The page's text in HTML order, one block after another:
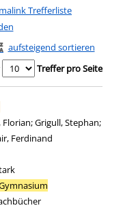
Trefferliste
aufsteigend sortieren
Treffer pro Seite
Florian;Grigull, Stephan;
Ferdinand